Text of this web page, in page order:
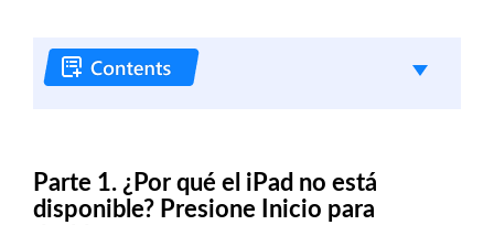
Parte 1. ¿Por qué el iPad no está
disponible? Presione Inicio para